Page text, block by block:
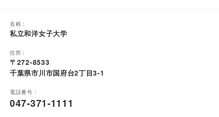
名称：
私立和洋女子大学
住所：
〒272-8533
千葉県市川市国府台2丁目3-1
電話番号：
047-371-1111